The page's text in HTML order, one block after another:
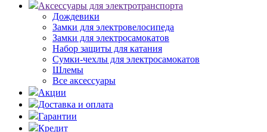
Аксессуары для электротранспорта
Дождевики
Замки для электровелосипеда
Замки для электросамокатов
Набор защиты для катания
Сумки-чехлы для электросамокатов
Шлемы
Все аксессуары
Акции
Доставка и оплата
Гарантии
Кредит